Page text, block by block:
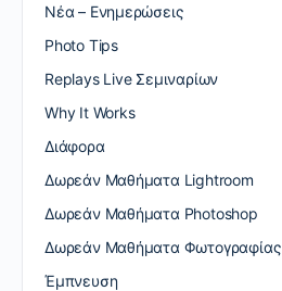
Nέα – Ενημερώσεις
Photo Tips
Replays Live Σεμιναρίων
Why It Works
Διάφορα
Δωρεάν Μαθήματα Lightroom
Δωρεάν Μαθήματα Photoshop
Δωρεάν Μαθήματα Φωτογραφίας
Έμπνευση